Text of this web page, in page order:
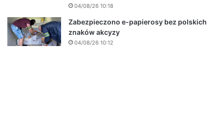
04/08/26 10:18
Zabezpieczono e-papierosy bez polskich
znaków akcyzy
04/08/26 10:12